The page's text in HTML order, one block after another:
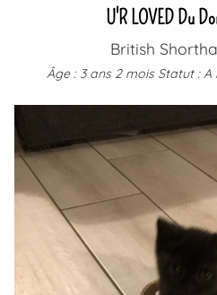
U'R LOVED Du
British
Âge : 3 ans 2 mois Statut : A